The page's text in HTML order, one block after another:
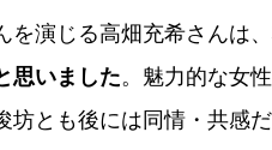
を演じる高畑充希さんは、
思いました。魅力的な女性
坊とも後には同情・共感